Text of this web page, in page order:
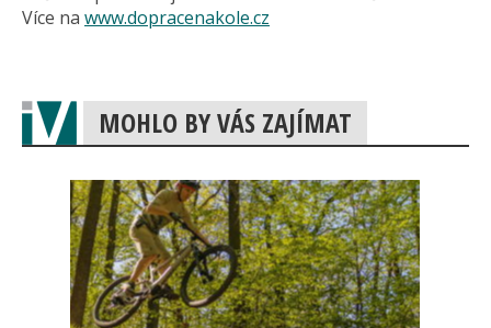
Více na www.dopracenakole.cz
MOHLO BY VÁS ZAJÍMAT